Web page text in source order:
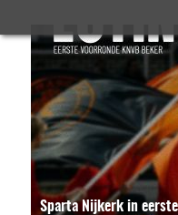
Sparta Nijkerk in